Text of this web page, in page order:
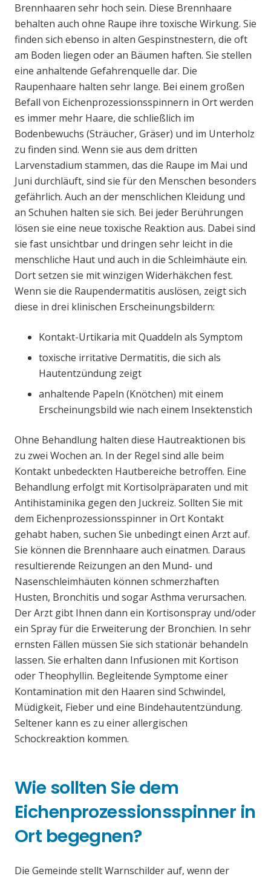
Brennhaaren sehr hoch sein. Diese Brennhaare
behalten auch ohne Raupe ihre toxische Wirkung. Sie
finden sich ebenso in alten Gespinstnestern, die oft
am Boden liegen oder an Bäumen haften. Sie stellen
eine anhaltende Gefahrenquelle dar. Die
Raupenhaare halten sehr lange. Bei einem großen
Befall von Eichenprozessionsspinnern in Ort werden
es immer mehr Haare, die schließlich im
Bodenbewuchs (Sträucher, Gräser) und im Unterholz
zu finden sind. Wenn sie aus dem dritten
Larvenstadium stammen, das die Raupe im Mai und
Juni durchläuft, sind sie für den Menschen besonders
gefährlich. Auch an der menschlichen Kleidung und
an Schuhen halten sie sich. Bei jeder Berührungen
lösen sie eine neue toxische Reaktion aus. Dabei sind
sie fast unsichtbar und dringen sehr leicht in die
menschliche Haut und auch in die Schleimhäute ein.
Dort setzen sie mit winzigen Widerhäkchen fest.
Wenn sie die Raupendermatitis auslösen, zeigt sich
diese in drei klinischen Erscheinungsbildern:
Kontakt-Urtikaria mit Quaddeln als Symptom
toxische irritative Dermatitis, die sich als
Hautentzündung zeigt
anhaltende Papeln (Knötchen) mit einem
Erscheinungsbild wie nach einem Insektenstich
Ohne Behandlung halten diese Hautreaktionen bis
zu zwei Wochen an. In der Regel sind alle beim
Kontakt unbedeckten Hautbereiche betroffen. Eine
Behandlung erfolgt mit Kortisolpräparaten und mit
Antihistaminika gegen den Juckreiz. Sollten Sie mit
dem Eichenprozessionsspinner in Ort Kontakt
gehabt haben, suchen Sie unbedingt einen Arzt auf.
Sie können die Brennhaare auch einatmen. Daraus
resultierende Reizungen an den Mund- und
Nasenschleimhäuten können schmerzhaften
Husten, Bronchitis und sogar Asthma verursachen.
Der Arzt gibt Ihnen dann ein Kortisonspray und/oder
ein Spray für die Erweiterung der Bronchien. In sehr
ernsten Fällen müssen Sie sich stationär behandeln
lassen. Sie erhalten dann Infusionen mit Kortison
oder Theophyllin. Begleitende Symptome einer
Kontamination mit den Haaren sind Schwindel,
Müdigkeit, Fieber und eine Bindehautentzündung.
Seltener kann es zu einer allergischen
Schockreaktion kommen.
Wie sollten Sie dem
Eichenprozessionsspinner in
Ort begegnen?
Die Gemeinde stellt Warnschilder auf, wenn der